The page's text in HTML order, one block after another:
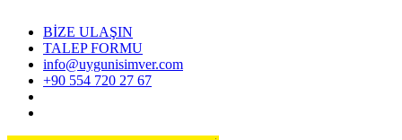
BİZE ULAŞIN
TALEP FORMU
info@uygunisimver.com
+90 554 720 27 67